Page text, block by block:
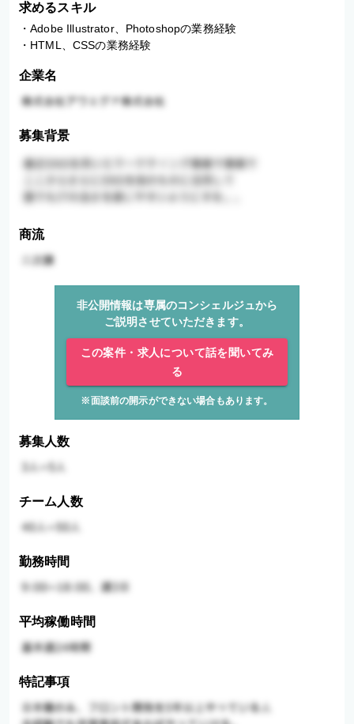
求めるスキル
・Adobe Illustrator、Photoshopの業務経験
・HTML、CSSの業務経験
企業名
募集背景
商流
非公開情報は専属のコンシェルジュから
ご説明させていただきます。
この案件・求人について話を聞いてみ
る
※面談前の開示ができない場合もあります。
募集人数
チーム人数
勤務時間
平均稼働時間
特記事項